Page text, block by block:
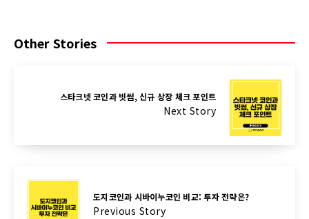
Other Stories
스타크넷 코인과 빗썸, 신규 상장 체크 포인트
Next Story
도지코인과 시바이누코인 비교: 투자 전략은?
Previous Story